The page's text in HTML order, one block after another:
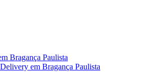
Bragança Paulista
em Bragança Paulista